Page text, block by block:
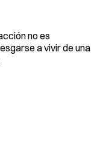
no es
a vivir de una